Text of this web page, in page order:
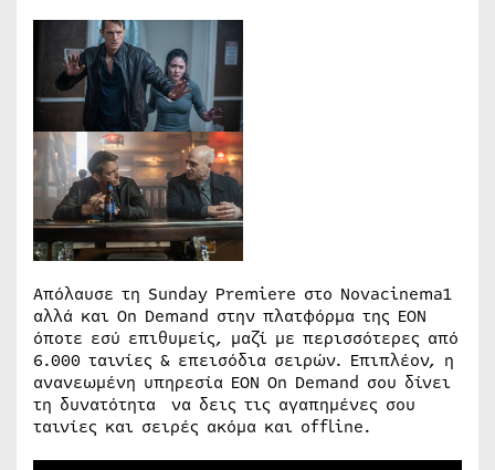
Απόλαυσε τη Sunday Premiere στο Novacinema1
αλλά και On Demand στην πλατφόρμα της ΕΟΝ
όποτε εσύ επιθυμείς, μαζί με περισσότερες από
6.000 ταινίες & επεισόδια σειρών. Επιπλέον, η
ανανεωμένη υπηρεσία ΕΟΝ On Demand σου δίνει
τη δυνατότητα να δεις τις αγαπημένες σου
ταινίες και σειρές ακόμα και offline.